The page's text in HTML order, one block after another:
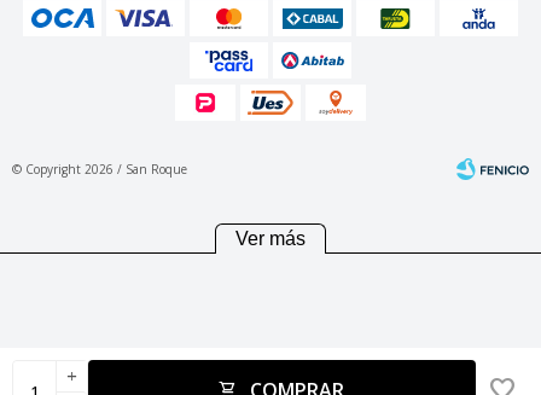
add
© Copyright 2026 / San Roque
Ver más